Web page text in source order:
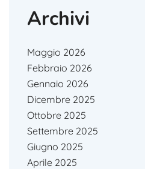
Archivi
Maggio 2026
Febbraio 2026
Gennaio 2026
Dicembre 2025
Ottobre 2025
Settembre 2025
Giugno 2025
Aprile 2025